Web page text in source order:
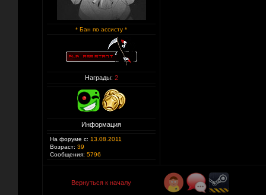
* Бан по ассисту *
Награды: 2
Информация
На форуме с: 13.08.2011
Возраст: 39
Сообщения: 5796
Вернуться к началу